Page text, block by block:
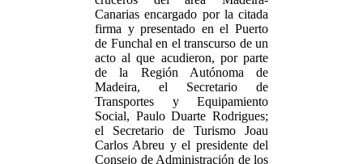
Canarias encargado por la citada
firma y presentado en el Puerto
de Funchal en el transcurso de un
acto al que acudieron, por parte
de la Región Autónoma de
Madeira, el Secretario de
Transportes y Equipamiento
Social, Paulo Duarte Rodrigues;
el Secretario de Turismo Joau
Carlos Abreu y el presidente del
Consejo de Administración de los